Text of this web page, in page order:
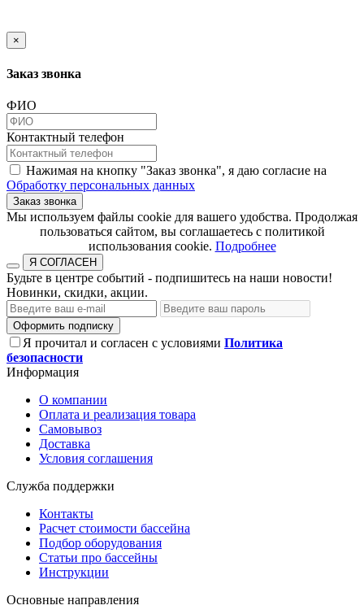
×
Заказ звонка
ФИО
Контактный телефон
Нажимая на кнопку "Заказ звонка", я даю согласие на
Обработку персональных данных
Заказ звонка
​​​​​​​Мы используем файлы cookie для вашего удобства. Продолжая
пользоваться сайтом, вы соглашаетесь с политикой
использования cookie.​​​​​​​ Подробнее
Я СОГЛАСЕН
Будьте в центре событий - подпишитесь на наши новости!
Новинки, скидки, акции.
Оформить подписку
Я прочитал и согласен с условиями Политика
безопасности
Информация
О компании
Оплата и реализация товара
Самовывоз
Доставка
Условия соглашения
Служба поддержки
Контакты
Расчет стоимости бассейна
Подбор оборудования
Статьи про бассейны
Инструкции
Основные направления